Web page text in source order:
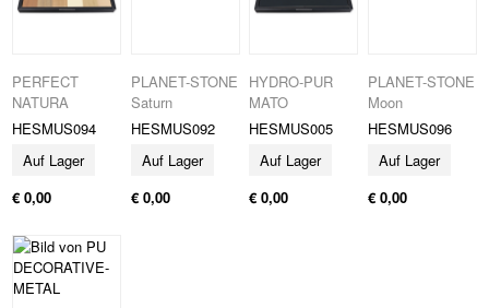
PERFECT
NATURA
HESMUS094
Auf Lager
€ 0,00
PLANET-STONE
Saturn
HESMUS092
Auf Lager
€ 0,00
HYDRO-PUR
MATO
HESMUS005
Auf Lager
€ 0,00
PLANET-STONE
Moon
HESMUS096
Auf Lager
€ 0,00